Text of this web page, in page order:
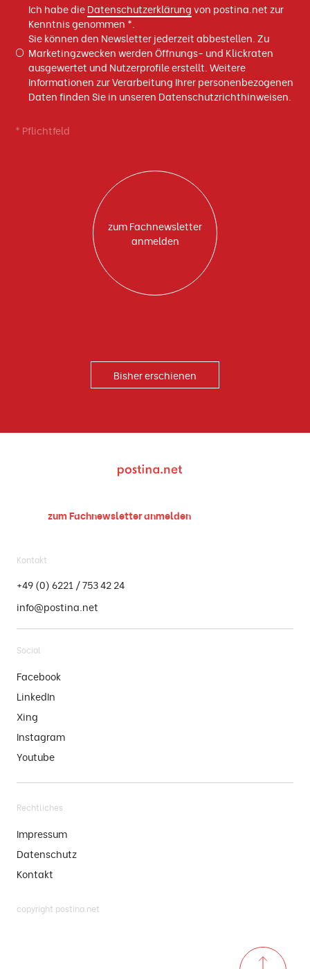
Ich habe dieDatenschutzerklärungvon postina.net zur
Kenntnis genommen *.
Sie können den Newsletter jederzeit abbestellen. Zu
Marketingzwecken werden Öffnungs- und Klickraten
ausgewertet und Nutzerprofile erstellt. Weitere
Informationen zur Verarbeitung Ihrer personenbezogenen
Daten finden Sie in unseren Datenschutzrichthinweisen.
* Pflichtfeld
zum Fachnewsletter
anmelden
Bisher erschienen
zum Fachnewsletteranmelden
Kontakt
+49 (0) 6221 / 753 42 24
info@postina.net
Social
Facebook
LinkedIn
Xing
Instagram
Youtube
Rechtliches
Impressum
Datenschutz
Kontakt
copyright postina.net